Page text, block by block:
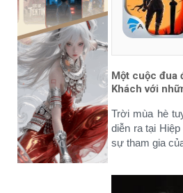
Một cuộc đua
Khách với
Trời mùa hè
diễn ra tại
sự tham gia